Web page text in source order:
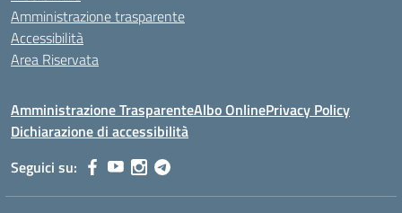
Amministrazione trasparente
Accessibilità
Area Riservata
Amministrazione TrasparenteAlbo OnlinePrivacy Policy
Dichiarazione di accessibilità
Seguici su: